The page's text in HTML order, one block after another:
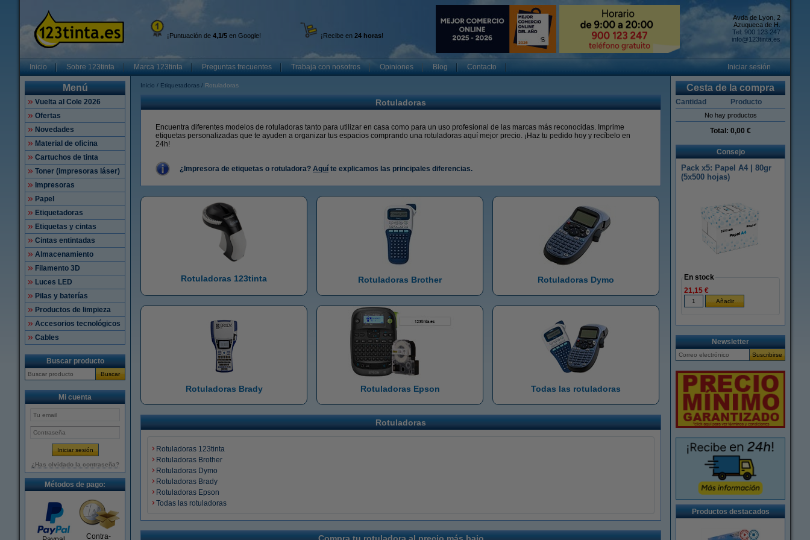
¡Puntuación de 4,1/5 en Google! ¡Recibe en 24 horas!
Avda de Lyon, 2
Azuqueca de H.
Tel: 900 123 247
info@123tinta.es
Inicio Sobre 123tinta Marca 123tinta Preguntas frecuentes Trabaja con nosotros Opiniones Blog Contacto Iniciar sesión
Menú
Vuelta al Cole 2026
Ofertas
Novedades
Material de oficina
Cartuchos de tinta
Toner (impresoras láser)
Impresoras
Papel
Etiquetadoras
Etiquetas y cintas
Cintas entintadas
Almacenamiento
Filamento 3D
Luces LED
Pilas y baterías
Productos de limpieza
Accesorios tecnológicos
Cables
Buscar producto
Buscar
Mi cuenta
¿Has olvidado la contraseña?
Métodos de pago:
Contra-
Inicio Etiquetadoras Rotuladoras
Rotuladoras
Encuentra diferentes modelos de rotuladoras tanto para utilizar en casa como para un uso profesional de las marcas más reconocidas. Imprime
etiquetas personalizadas que te ayuden a organizar tus espacios comprando una rotuladoras aquí mejor precio. ¡Haz tu pedido hoy y recíbelo en
24h!
¿Impresora de etiquetas o rotuladora? Aquí te explicamos las principales diferencias.
Rotuladoras 123tinta Rotuladoras Brother Rotuladoras Dymo
Rotuladoras Brady Rotuladoras Epson Todas las rotuladoras
Rotuladoras
Rotuladoras 123tinta
Rotuladoras Brother
Rotuladoras Dymo
Rotuladoras Brady
Rotuladoras Epson
Todas las rotuladoras
Cesta de la compra
Cantidad Producto
No hay productos
Total: 0,00 €
Consejo
Pack x5: Papel A4 | 80gr
(5x500 hojas)
En stock
21,15 €
Newsletter
Productos destacados